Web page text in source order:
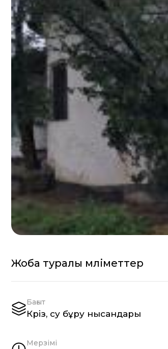
Жоба туралы мәліметтер
Бағыт
Кәріз, су бұру нысандары
Мерзімі